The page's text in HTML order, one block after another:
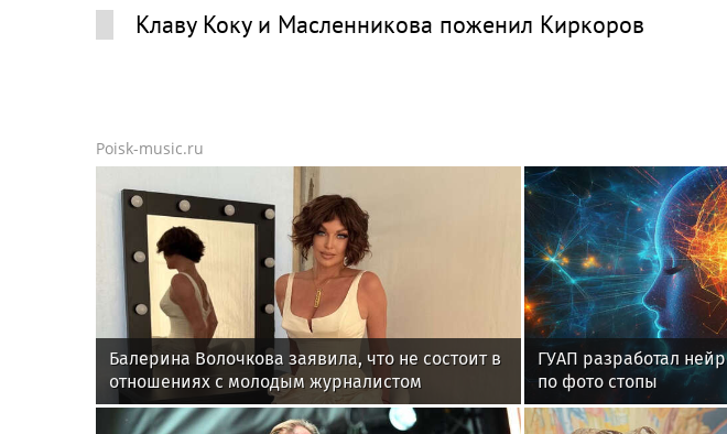
Клаву Коку и Масленникова поженил Киркоров
Poisk-music.ru
Балерина Волочкова заявила, что не состоит в
отношениях с молодым журналистом
ГУАП разработал
по фото стопы